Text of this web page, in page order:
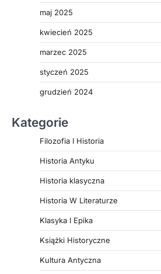
maj 2025
kwiecień 2025
marzec 2025
styczeń 2025
grudzień 2024
Kategorie
Filozofia I Historia
Historia Antyku
Historia klasyczna
Historia W Literaturze
Klasyka I Epika
Książki Historyczne
Kultura Antyczna